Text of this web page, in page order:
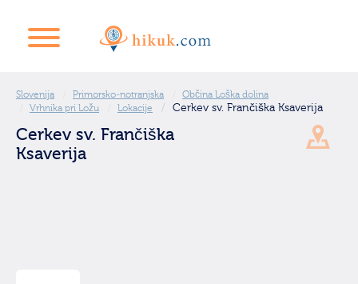
Slovenija Primorsko-notranjska
Občina Loška dolina
Vrhnika pri Ložu
Lokacije Cerkev sv. Frančiška Ksaverija
Cerkev sv. Frančiška
Ksaverija